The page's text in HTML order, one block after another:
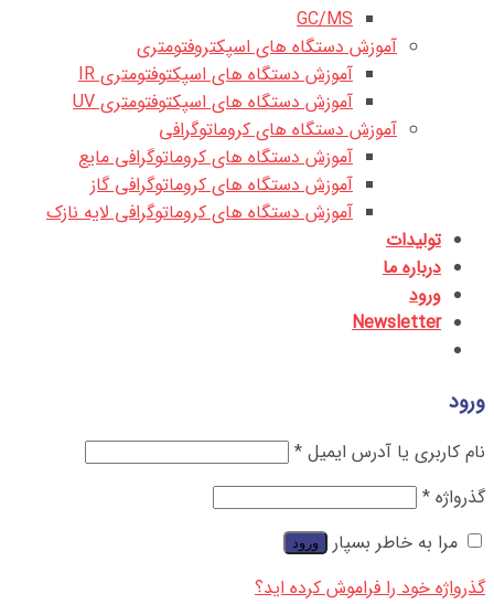
GC/MS
آموزش دستگاه های اسپکتروفتومتری
آموزش دستگاه های اسپکتوفتومتری IR
آموزش دستگاه های اسپکتوفتومتری UV
آموزش دستگاه های کروماتوگرافی
آموزش دستگاه های کروماتوگرافی مایع
آموزش دستگاه های کروماتوگرافی گاز
آموزش دستگاه های کروماتوگرافی لایه نازک
تولیدات
درباره ما
ورود
Newsletter
ورود
نام کاربری یا آدرس ایمیل *
گذرواژه *
مرا به خاطر بسپار
ورود
گذرواژه خود را فراموش کرده اید؟